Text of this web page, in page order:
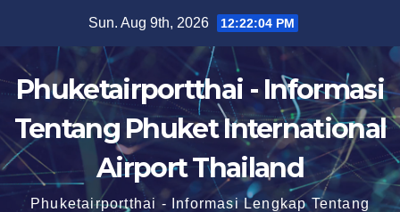
content
Sun. Aug 9th, 2026 12:22:05 PM
Phuketairportthai - Informasi
Tentang Phuket International
Airport Thailand
Phuketairportthai - Informasi Lengkap Tentang